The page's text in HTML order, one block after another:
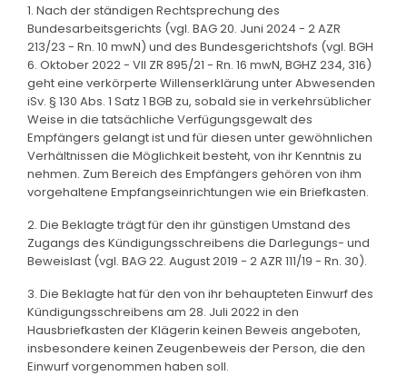
1. Nach der ständigen Rechtsprechung des
Bundesarbeitsgerichts (vgl. BAG 20. Juni 2024 - 2 AZR
213/23 - Rn. 10 mwN) und des Bundesgerichtshofs (vgl. BGH
6. Oktober 2022 - VII ZR 895/21 - Rn. 16 mwN, BGHZ 234, 316)
geht eine verkörperte Willenserklärung unter Abwesenden
iSv. § 130 Abs. 1 Satz 1 BGB zu, sobald sie in verkehrsüblicher
Weise in die tatsächliche Verfügungsgewalt des
Empfängers gelangt ist und für diesen unter gewöhnlichen
Verhältnissen die Möglichkeit besteht, von ihr Kenntnis zu
nehmen. Zum Bereich des Empfängers gehören von ihm
vorgehaltene Empfangseinrichtungen wie ein Briefkasten.
2. Die Beklagte trägt für den ihr günstigen Umstand des
Zugangs des Kündigungsschreibens die Darlegungs- und
Beweislast (vgl. BAG 22. August 2019 - 2 AZR 111/19 - Rn. 30).
3. Die Beklagte hat für den von ihr behaupteten Einwurf des
Kündigungsschreibens am 28. Juli 2022 in den
Hausbriefkasten der Klägerin keinen Beweis angeboten,
insbesondere keinen Zeugenbeweis der Person, die den
Einwurf vorgenommen haben soll.